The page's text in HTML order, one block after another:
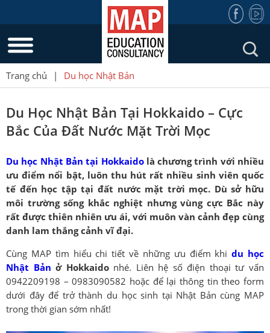
Trang chủ | Du học Nhật Bản
Du Học Nhật Bản Tại Hokkaido – Cực
Bắc Của Đất Nước Mặt Trời Mọc
Du học Nhật Bản tại Hokkaidolà chương trình với nhiều
ưu điểm nổi bật, luôn thu hút rất nhiều sinh viên quốc
tế đến học tập tại đất nước mặt trời mọc. Dù sở hữu
môi trường sống khắc nghiệt nhưng vùng cực Bắc này
rất được thiên nhiên ưu ái, với muôn vàn cảnh đẹp cùng
danh lam thắng cảnh vĩ đại.
Cùng MAP tìm hiểu chi tiết về những ưu điểm khidu học
Nhật Bản ở Hokkaidonhé. Liên hệ số điện thoại tư vấn
0942209198 – 0983090582 hoặc để lại thông tin theo form
dưới đây để trở thành du học sinh tại Nhật Bản cùng MAP
trong thời gian sớm nhất!